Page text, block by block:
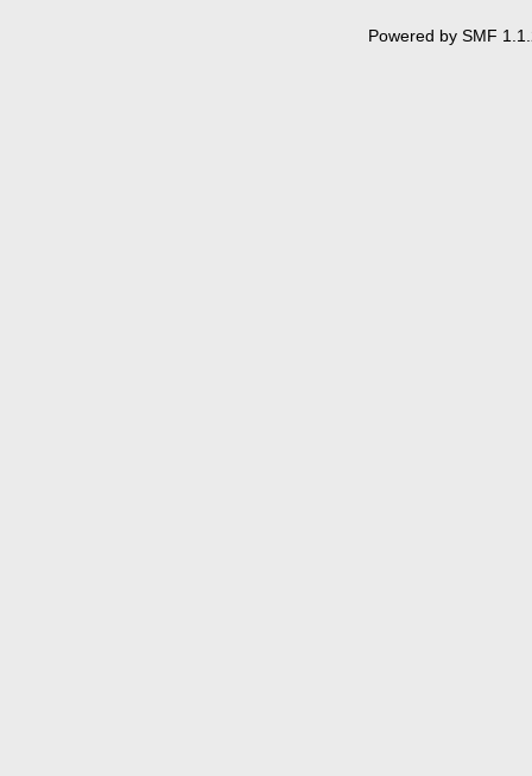
Powered by SMF